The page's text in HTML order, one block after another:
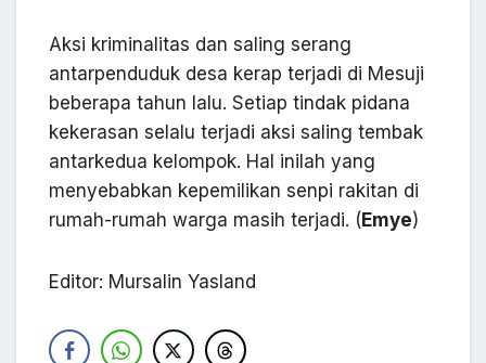
Aksi kriminalitas dan saling serang
antarpenduduk desa kerap terjadi di Mesuji
beberapa tahun lalu. Setiap tindak pidana
kekerasan selalu terjadi aksi saling tembak
antarkedua kelompok. Hal inilah yang
menyebabkan kepemilikan senpi rakitan di
rumah-rumah warga masih terjadi. ( Emye)
Editor: Mursalin Yasland